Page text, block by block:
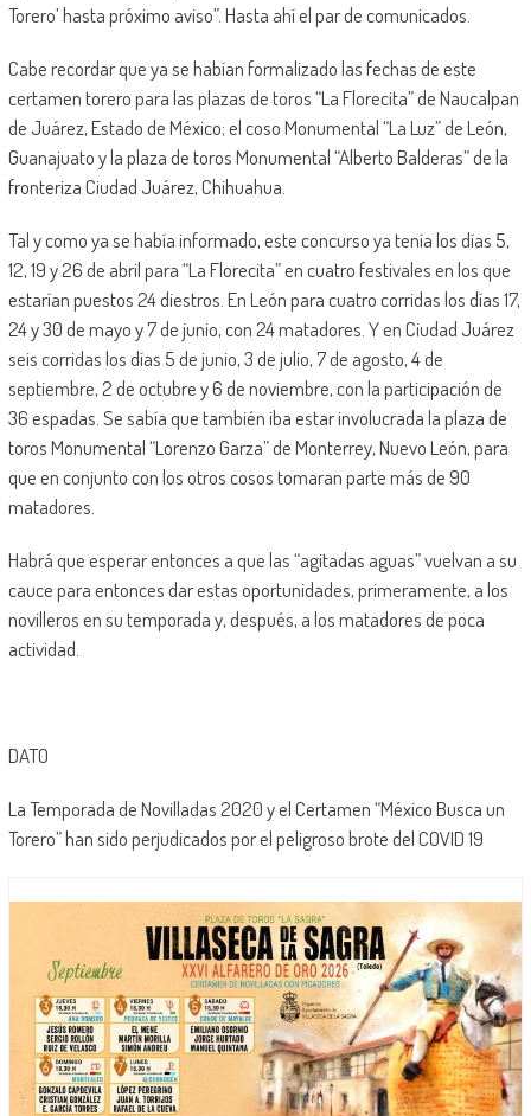
Torero’ hasta próximo aviso”. Hasta ahí el par de comunicados.
Cabe recordar que ya se habían formalizado las fechas de este
certamen torero para las plazas de toros “La Florecita” de Naucalpan
de Juárez, Estado de México; el coso Monumental “La Luz” de León,
Guanajuato y la plaza de toros Monumental “Alberto Balderas” de la
fronteriza Ciudad Juárez, Chihuahua.
Tal y como ya se había informado, este concurso ya tenía los días 5,
12, 19 y 26 de abril para “La Florecita” en cuatro festivales en los que
estarían puestos 24 diestros. En León para cuatro corridas los días 17,
24 y 30 de mayo y 7 de junio, con 24 matadores. Y en Ciudad Juárez
seis corridas los días 5 de junio, 3 de julio, 7 de agosto, 4 de
septiembre, 2 de octubre y 6 de noviembre, con la participación de
36 espadas. Se sabía que también iba estar involucrada la plaza de
toros Monumental “Lorenzo Garza” de Monterrey, Nuevo León, para
que en conjunto con los otros cosos tomaran parte más de 90
matadores.
Habrá que esperar entonces a que las “agitadas aguas” vuelvan a su
cauce para entonces dar estas oportunidades, primeramente, a los
novilleros en su temporada y, después, a los matadores de poca
actividad.
DATO
La Temporada de Novilladas 2020 y el Certamen “México Busca un
Torero” han sido perjudicados por el peligroso brote del COVID 19